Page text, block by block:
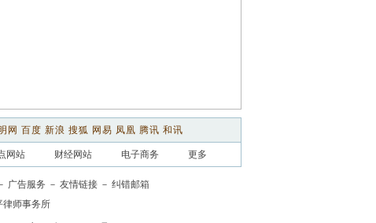
网 百度 新浪 搜狐 网易 凤凰 腾讯 和讯
网站 财经网站 电子商务 更多
广告服务 － 友情链接 － 纠错邮箱
师事务所